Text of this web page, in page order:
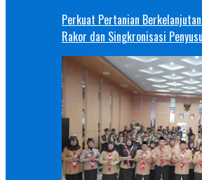
Perkuat Pertanian
Rakor dan Singkronisasi